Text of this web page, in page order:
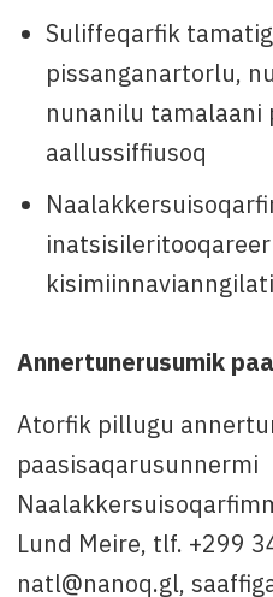
Suliffeqarfik
pissanganartorlu,
nunanilu tamalaani
aallussiffiusoq
Annertunerusumik
Atorfik pillugu
paasisaqarusunnermi
Lund Meire, tlf. +299
natl@nanoq.gl,